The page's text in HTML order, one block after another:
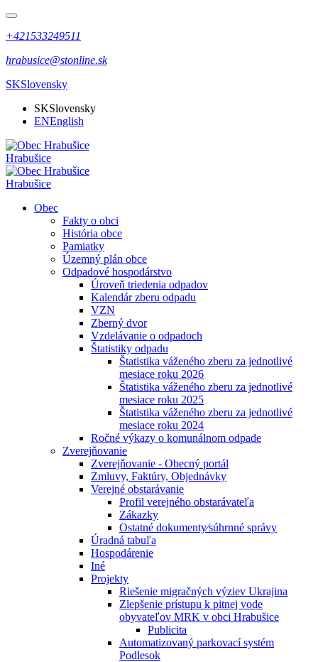
+421533249511
hrabusice@stonline.sk
SKSlovensky
SKSlovensky
ENEnglish
Hrabušice
Hrabušice
Obec
Fakty o obci
História obce
Pamiatky
Územný plán obce
Odpadové hospodárstvo
Úroveň triedenia odpadov
Kalendár zberu odpadu
VZN
Zberný dvor
Vzdelávanie o odpadoch
Štatistiky odpadu
Štatistika váženého zberu za jednotlivé
mesiace roku 2026
Štatistika váženého zberu za jednotlivé
mesiace roku 2025
Štatistika váženého zberu za jednotlivé
mesiace roku 2024
Ročné výkazy o komunálnom odpade
Zverejňovanie
Zverejňovanie - Obecný portál
Zmluvy, Faktúry, Objednávky
Verejné obstarávanie
Profil verejného obstarávateľa
Zákazky
Ostatné dokumenty⁄súhrnné správy
Úradná tabuľa
Hospodárenie
Iné
Projekty
Riešenie migračných výziev Ukrajina
Zlepšenie prístupu k pitnej vode
obyvateľov MRK v obci Hrabušice
Publicita
Automatizovaný parkovací systém
Podlesok